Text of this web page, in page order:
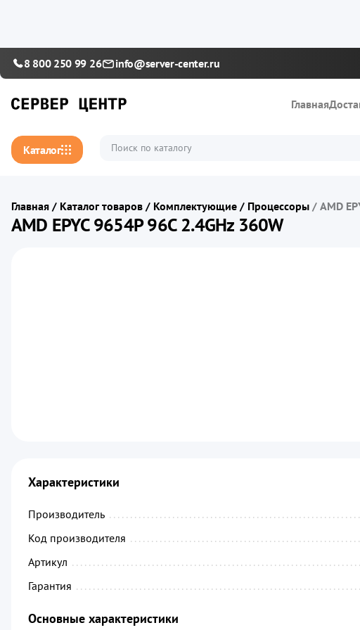
8 800 250 99 26 info@server-center.ru
Главная
Каталог
Главная / Каталог товаров / Комплектующие / Процессоры / AMD
AMD EPYC 9654P 96C 2.4GHz 360W
Характеристики
Производитель
Код производителя
Артикул
Гарантия
Основные характеристики